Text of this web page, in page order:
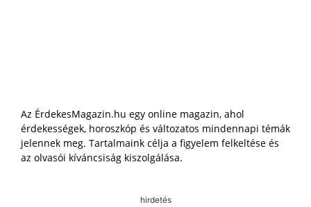
Az ÉrdekesMagazin.hu egy online magazin, ahol
érdekességek, horoszkóp és változatos mindennapi témák
jelennek meg. Tartalmaink célja a figyelem felkeltése és
az olvasói kíváncsiság kiszolgálása.
hirdetés